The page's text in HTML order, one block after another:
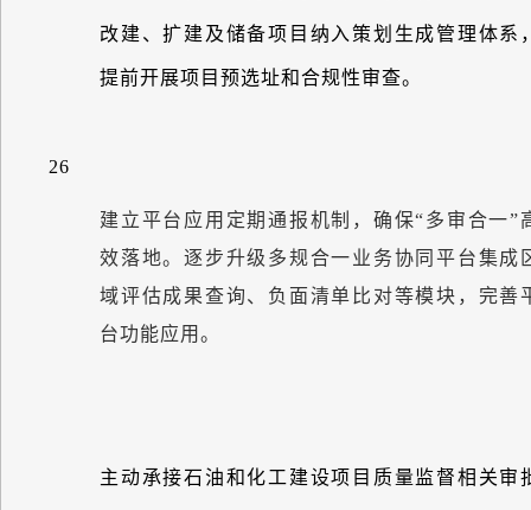
26
改建、扩建及储备项目纳入策划生成管理体系
提前开展项目预选址和合规性审查。
建立平台应用定期通报机制，确保“多审合一”
效落地。逐步升级多规合一业务协同平台集成
域评估成果查询、负面清单比对等模块，完善
台功能应用。
主动承接石油和化工建设项目质量监督相关审